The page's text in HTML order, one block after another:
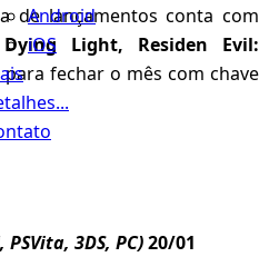
Android
iOS
de lançamentos conta com
Light, Residen Evil:
para fechar o mês com chave
PSVita, 3DS, PC)20/01